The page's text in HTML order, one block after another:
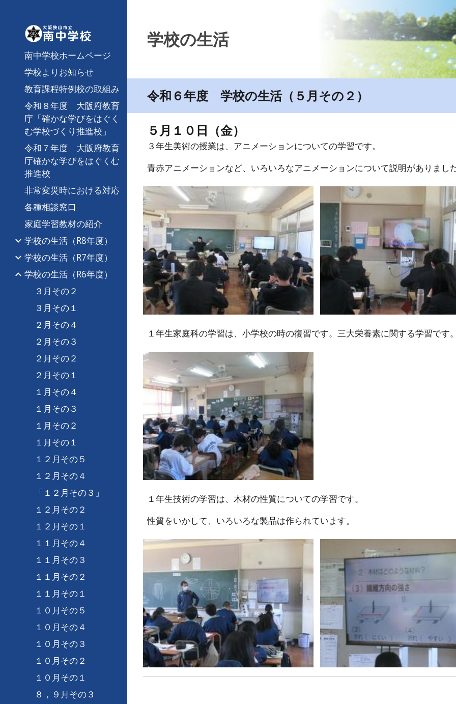
Skip to
南中学校ホームページ
学校よりお知らせ
教育課程特例校の取組み
令和８年度 大阪府教育
庁「確かな学びをはぐく
む学校づくり推進校」
令和７年度 大阪府教育
庁確かな学びをはぐくむ
推進校
非常変災時における対応
各種相談窓口
家庭学習教材の紹介
学校の生活（R8年度）
学校の生活（R7年度）
学校の生活（R6年度）
３月その２
３月その１
２月その４
２月その３
２月その２
２月その１
１月その４
１月その３
１月その２
１月その１
１２月その５
１２月その４
「１２月その３」
１２月その２
１２月その１
１１月その４
１１月その３
１１月その２
１１月その１
１０月その５
１０月その４
１０月その３
１０月その２
１０月その１
８，９月その３
学校の生活
令和６年度 学校の生活（５月その２）
５月１０日（金）
３年生美術の授業は、アニメーションについての学習です。
青赤アニメーションなど、いろいろなアニメーションについて説明がありまし
１年生家庭科の学習は、小学校の時の復習です。三大栄養素に関する学習です
１年生技術の学習は、木材の性質についての学習です。
性質をいかして、いろいろな製品は作られています。